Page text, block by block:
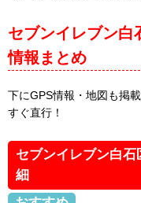
セブンイレブン白
情報まとめ
下にGPS情報・地図も掲
すぐ直行！
セブンイレブン白
細